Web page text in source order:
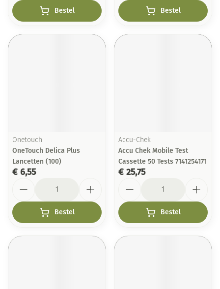
Bestel Bestel
Onetouch
OneTouch Delica Plus
Lancetten (100)
€ 6,55
Bestel
Accu-Chek
Accu Chek Mobile Test
Cassette 50 Tests 7141254171
€ 25,75
Bestel